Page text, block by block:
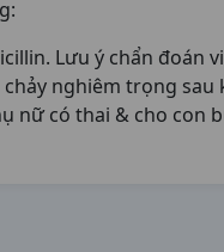
Lưu ý chẩn đoán
nghiêm trọng sau
nữ có thai & cho con